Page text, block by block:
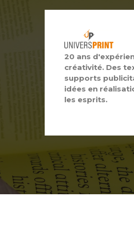
20 ans
créativité. Des
supports
idées en
les esprits.